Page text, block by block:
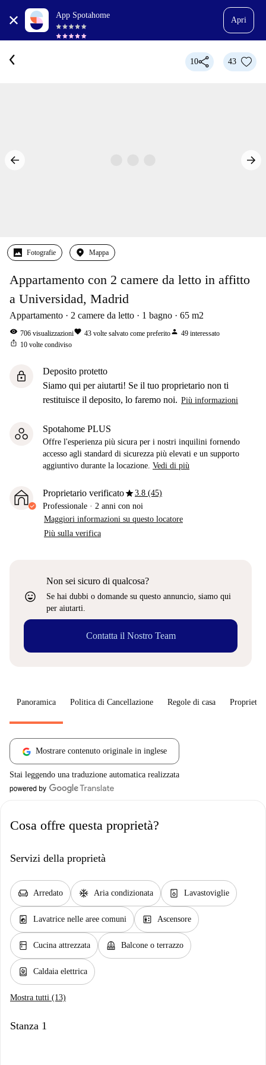
App Spotahome
Apri
10 43
Fotografie Mappa
Appartamento con 2 camere da letto in affitto
a Universidad, Madrid
Appartamento 2 camere da letto 1 bagno 65 m2
visibility 706 visualizzazionifavorite 43 volte salvato come preferitoperson 49 interessato
ios_share 10 volte condiviso
lock
Deposito protetto
Siamo qui per aiutarti! Se il tuo proprietario non ti
restituisce il deposito, lo faremo noi. Più informazioni
Spotahome PLUS
Offre l'esperienza più sicura per i nostri inquilini fornendo
accesso agli standard di sicurezza più elevati e un supporto
aggiuntivo durante la locazione. Vedi di più
Proprietario verificatostar3.8 (45)
Professionale · 2 anni con noi
Maggiori informazioni su questo locatore
Più sulla verifica
sentiment_very_satisfied
Non sei sicuro di qualcosa?
Se hai dubbi o domande su questo annuncio, siamo qui
per aiutarti.
Contatta il Nostro Team
Panoramica Politica di Cancellazione Regole di casa
Mostrare contenuto originale in inglese
Stai leggendo una traduzione automatica realizzata
Cosa offre questa proprietà?
Servizi della proprietà
chair Arredato ac_unit Aria condizionata dishwasher_gen Lavastoviglie
local_laundry_service Lavatrice nelle aree comuni elevator Ascensore
kitchen Cucina attrezzata balcony Balcone o terrazzo
water_heater Caldaia elettrica
Mostra tutti (13)
Stanza 1